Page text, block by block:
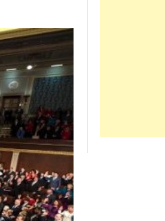
la COTRAN Norte en Estelí